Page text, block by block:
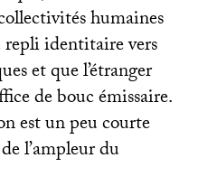
humaines
identitaire vers
et que l’étranger
de bouc émissaire.
est un peu courte
l’ampleur du